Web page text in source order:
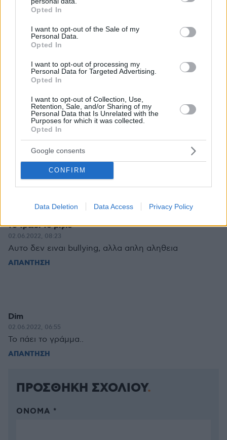
grant or deny consent to Google and its third-party tags to
use your data for below specified purposes in below Google
consent section.
Opted In
I want to opt-out of the Sale of my
Personal Data.
Opted In
I want to opt-out of processing my
Personal Data for Targeted Advertising.
Opted In
I want to opt-out of Collection, Use,
Retention, Sale, and/or Sharing of my
Personal Data that Is Unrelated with the
Purposes for which it was collected.
Opted In
Google consents
CONFIRM
Data Deletion Data Access Privacy Policy
Αφού το δηλώνει (σχεδόν) και η ίδια δεν είναι να
αναρωτιέται κανείς
ΑΠΑΝΤΗΣΗ
02.06.2022, 09:20
Ε, βέβαια από την ενδυμασία της καταλαβαίνεις.
ΑΠΑΝΤΗΣΗ
Jason Klapanaras
02.06.2022, 09:06
Τι θα πει "το πάει το γράμμα"? Ιγώ ξέρω ότι το
γράμμα το πάνε οι ταχυδρόμοι και κάποια
εκπαιδευμένα περιστέρια. Για τραγουδίστριες δεν
ήξερα, αλλά... κατάλαβα ναούμ'!!!!
το τρωει το μήλο
02.06.2022, 08:23
Αυτο δεν ειναι bullying, αλλα απλη αληθεια
ΑΠΑΝΤΗΣΗ
Dim
02.06.2022, 06:55
Το πάει το γράμμα..
ΑΠΑΝΤΗΣΗ
ΠΡΟΣΘΗΚΗ ΣΧΟΛΙΟΥ
ΌΝΟΜΑ *